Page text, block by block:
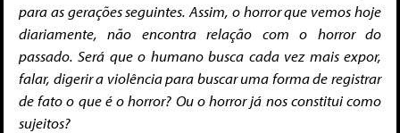
para as gerações seguintes. Assim, o horror que vemos hoje
diariamente, não encontra relação com o horror do
passado. Será que o humano busca cada vez mais expor,
falar, digerir a violência para buscar uma forma de registrar
de fato o que é o horror? Ou o horror já nos constitui como
sujeitos?